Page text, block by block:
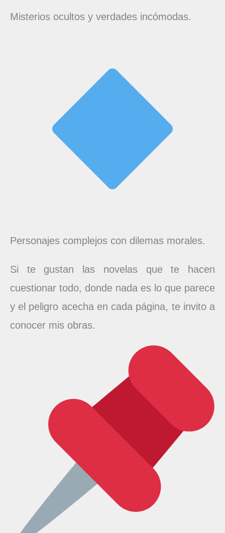
Misterios ocultos y verdades incómodas.
Personajes complejos con dilemas morales.
Si te gustan las novelas que te hacen
cuestionar todo, donde nada es lo que parece
y el peligro acecha en cada página, te invito a
conocer mis obras.